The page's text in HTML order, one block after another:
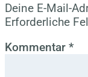
Deine E-Mail-
Erforderliche
Kommentar *